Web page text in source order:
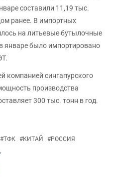
составили 11,19 тыс.
ранее. В импортных
на литьевые бутылочные
январе было импортировано
компанией сингапурского
производства
300 тыс. тонн в год.
#ТФК #КИТАЙ #РОССИЯ